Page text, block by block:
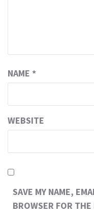
NAME *
WEBSITE
SAVE MY NAME,
BROWSER FOR